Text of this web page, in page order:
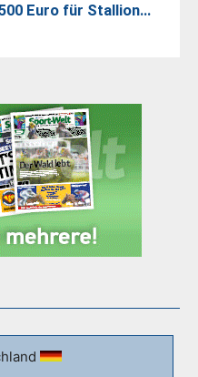
Euro für Stallion…